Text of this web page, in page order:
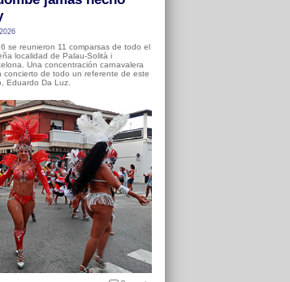
se reunieron 11 comparsas de todo el
localidad de Palau-Solità i
Una concentración carnavalera
concierto de todo un referente de este
Eduardo Da Luz.